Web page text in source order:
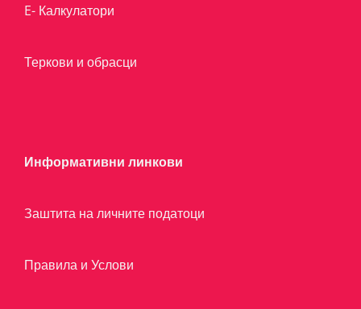
E- Калкулатори
Теркови и обрасци
Информативни линкови
Заштита на личните податоци
Правила и Услови